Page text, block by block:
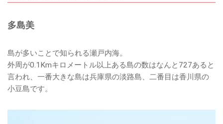
多島美
島が多いことで知られる瀬戸内海。
外周が0.1Kmキロメートル以上ある島の数はなんと727あると
言われ、一番大きな島は兵庫県の淡路島、二番目は香川県の
小豆島です。